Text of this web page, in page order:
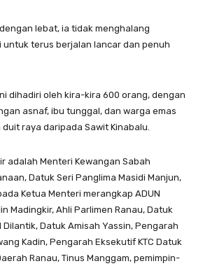
lebat, ia tidak menghalang
untuk terus berjalan lancar dan penuh
dihadiri oleh kira-kira 600 orang, dengan
asnaf, ibu tunggal, dan warga emas
raya daripada Sawit Kinabalu.
adalah Menteri Kewangan Sabah
Datuk Seri Panglima Masidi Manjun,
Ketua Menteri merangkap ADUN
Madingkir, Ahli Parlimen Ranau, Datuk
Dilantik, Datuk Amisah Yassin, Pengarah
Kadin, Pengarah Eksekutif KTC Datuk
Ranau, Tinus Manggam, pemimpin-